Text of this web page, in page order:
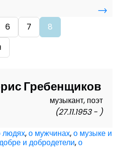
→
6 7
8
Гребенщиков
музыкант, поэт
(27.11.1953 - )
людях,о мужчинах,о музыке и
и добродетели,о